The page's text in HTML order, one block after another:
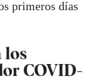
primeros días
los
COVID-